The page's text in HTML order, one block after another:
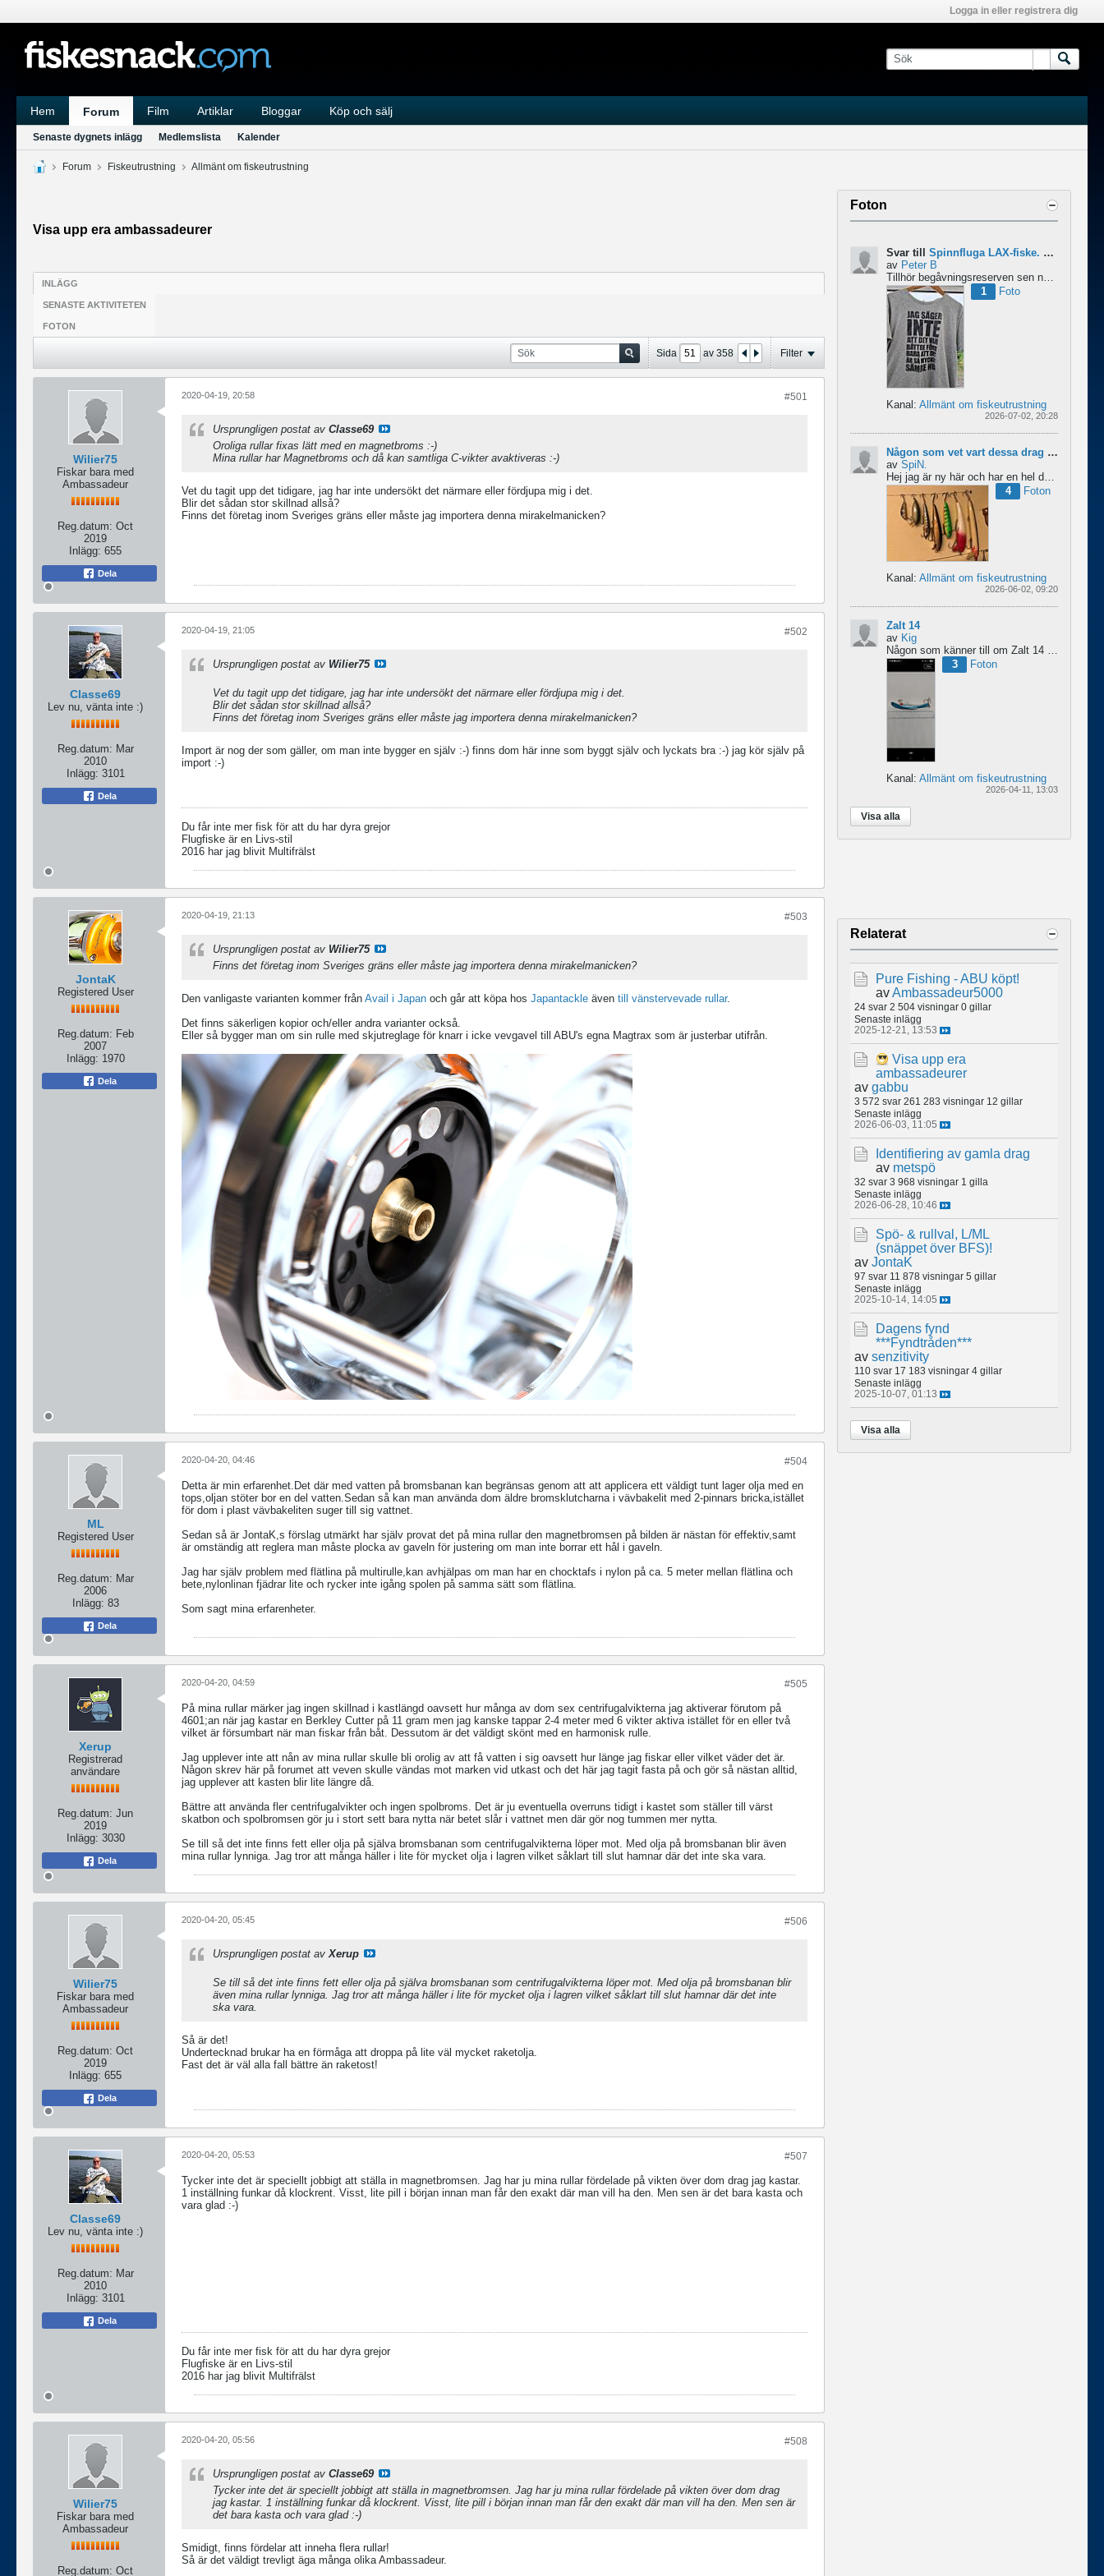
Logga in eller registrera dig
Hem Forum Film Artiklar Bloggar Köp och sälj
Senaste dygnets inlägg Medlemslista Kalender
Forum Fiskeutrustning Allmänt om fiskeutrustning
Visa upp era ambassadeurer
INLÄGG
SENASTE AKTIVITETEN
FOTON
Sida av 358 Filter
Wilier75
Fiskar bara med
Ambassadeur
Reg.datum: Oct
2019
Inlägg: 655
Dela
#501
2020-04-19, 20:58
Ursprungligen postat av Classe69
Oroliga rullar fixas lätt med en magnetbroms :-)
Mina rullar har Magnetbroms och då kan samtliga C-vikter avaktiveras :-)
Vet du tagit upp det tidigare, jag har inte undersökt det närmare eller fördjupa mig i det.
Blir det sådan stor skillnad allså?
Finns det företag inom Sveriges gräns eller måste jag importera denna mirakelmanicken?
Classe69
Lev nu, vänta inte :)
Reg.datum: Mar
2010
Inlägg: 3101
Dela
#502
2020-04-19, 21:05
Ursprungligen postat av Wilier75
Vet du tagit upp det tidigare, jag har inte undersökt det närmare eller fördjupa mig i det.
Blir det sådan stor skillnad allså?
Finns det företag inom Sveriges gräns eller måste jag importera denna mirakelmanicken?
Import är nog der som gäller, om man inte bygger en själv :-) finns dom här inne som byggt själv och lyckats bra :-) jag kör själv på
import :-)
Du får inte mer fisk för att du har dyra grejor
Flugfiske är en Livs-stil
2016 har jag blivit Multifrälst
JontaK
Registered User
Reg.datum: Feb
2007
Inlägg: 1970
Dela
#503
2020-04-19, 21:13
Ursprungligen postat av Wilier75
Finns det företag inom Sveriges gräns eller måste jag importera denna mirakelmanicken?
Den vanligaste varianten kommer från Avail i Japan och går att köpa hos Japantackle även till vänstervevade rullar.
Det finns säkerligen kopior och/eller andra varianter också.
Eller så bygger man om sin rulle med skjutreglage för knarr i icke vevgavel till ABU's egna Magtrax som är justerbar utifrån.
ML
Registered User
Reg.datum: Mar
2006
Inlägg: 83
Dela
#504
2020-04-20, 04:46
Detta är min erfarenhet.Det där med vatten på bromsbanan kan begränsas genom att att applicera ett väldigt tunt lager olja med en
tops,oljan stöter bor en del vatten.Sedan så kan man använda dom äldre bromsklutcharna i vävbakelit med 2-pinnars bricka,istället
för dom i plast vävbakeliten suger till sig vattnet.
Sedan så är JontaK,s förslag utmärkt har själv provat det på mina rullar den magnetbromsen på bilden är nästan för effektiv,samt
är omständig att reglera man måste plocka av gaveln för justering om man inte borrar ett hål i gaveln.
Jag har själv problem med flätlina på multirulle,kan avhjälpas om man har en chocktafs i nylon på ca. 5 meter mellan flätlina och
bete,nylonlinan fjädrar lite och rycker inte igång spolen på samma sätt som flätlina.
Som sagt mina erfarenheter.
Xerup
Registrerad
användare
Reg.datum: Jun
2019
Inlägg: 3030
Dela
#505
2020-04-20, 04:59
På mina rullar märker jag ingen skillnad i kastlängd oavsett hur många av dom sex centrifugalvikterna jag aktiverar förutom på
4601;an när jag kastar en Berkley Cutter på 11 gram men jag kanske tappar 2-4 meter med 6 vikter aktiva istället för en eller två
vilket är försumbart när man fiskar från båt. Dessutom är det väldigt skönt med en harmonisk rulle.
Jag upplever inte att nån av mina rullar skulle bli orolig av att få vatten i sig oavsett hur länge jag fiskar eller vilket väder det är.
Någon skrev här på forumet att veven skulle vändas mot marken vid utkast och det här jag tagit fasta på och gör så nästan alltid,
jag upplever att kasten blir lite längre då.
Bättre att använda fler centrifugalvikter och ingen spolbroms. Det är ju eventuella overruns tidigt i kastet som ställer till värst
skatbon och spolbromsen gör ju i stort sett bara nytta när betet slår i vattnet men där gör nog tummen mer nytta.
Se till så det inte finns fett eller olja på själva bromsbanan som centrifugalvikterna löper mot. Med olja på bromsbanan blir även
mina rullar lynniga. Jag tror att många häller i lite för mycket olja i lagren vilket såklart till slut hamnar där det inte ska vara.
Wilier75
Fiskar bara med
Ambassadeur
Reg.datum: Oct
2019
Inlägg: 655
Dela
#506
2020-04-20, 05:45
Ursprungligen postat avXerup
Se till så det inte finns fett eller olja på själva bromsbanan som centrifugalvikterna löper mot. Med olja på bromsbanan blir
även mina rullar lynniga. Jag tror att många häller i lite för mycket olja i lagren vilket såklart till slut hamnar där det inte
ska vara.
Så är det!
Undertecknad brukar ha en förmåga att droppa på lite väl mycket raketolja.
Fast det är väl alla fall bättre än raketost!
Classe69
Lev nu, vänta inte :)
Reg.datum: Mar
2010
Inlägg: 3101
Dela
#507
2020-04-20, 05:53
Tycker inte det är speciellt jobbigt att ställa in magnetbromsen. Jag har ju mina rullar fördelade på vikten över dom drag jag kastar.
1 inställning funkar då klockrent. Visst, lite pill i början innan man får den exakt där man vill ha den. Men sen är det bara kasta och
vara glad :-)
Du får inte mer fisk för att du har dyra grejor
Flugfiske är en Livs-stil
2016 har jag blivit Multifrälst
Wilier75
Fiskar bara med
Ambassadeur
Reg.datum: Oct
#508
2020-04-20, 05:56
Ursprungligen postat av Classe69
Tycker inte det är speciellt jobbigt att ställa in magnetbromsen. Jag har ju mina rullar fördelade på vikten över dom drag
jag kastar. 1 inställning funkar då klockrent. Visst, lite pill i början innan man får den exakt där man vill ha den. Men sen är
det bara kasta och vara glad :-)
Smidigt, finns fördelar att inneha flera rullar!
Så är det väldigt trevligt äga många olika Ambassadeur.
Foton
Svar till Spinnfluga LAX-fiske. Abu 6500 pro rocket - Lina för kort?
av Peter B
Tillhör begåvningsreserven sen ngr år , bidrar med denna devis.
1
Foto
Kanal: Allmänt om fiskeutrustning
2026-07-02, 20:28
Någon som vet vart dessa drag kommer från ?
av SpiN.
4
Foton
Kanal: Allmänt om fiskeutrustning
2026-06-02, 09:20
Zalt 14
av Kig
Någon som känner till om Zalt 14 någongång tillverkats med fenor?
3
Foton
Kanal: Allmänt om fiskeutrustning
2026-04-11, 13:03
Visa alla
Relaterat
Pure Fishing - ABU köpt!
avAmbassadeur5000
24 svar 2 504 visningar 0 gillar
Senaste inlägg
2025-12-21, 13:53
Visa upp era
ambassadeurer
av gabbu
3 572 svar 261 283 visningar 12 gillar
Senaste inlägg
2026-06-03, 11:05
Identifiering av gamla drag
av metspö
32 svar 3 968 visningar 1 gilla
Senaste inlägg
2026-06-28, 10:46
Spö- & rullval, L/ML
(snäppet över BFS)!
av JontaK
97 svar 11 878 visningar 5 gillar
Senaste inlägg
2025-10-14, 14:05
Dagens fynd
***Fyndtråden***
av senzitivity
110 svar 17 183 visningar 4 gillar
Senaste inlägg
2025-10-07, 01:13
Visa alla